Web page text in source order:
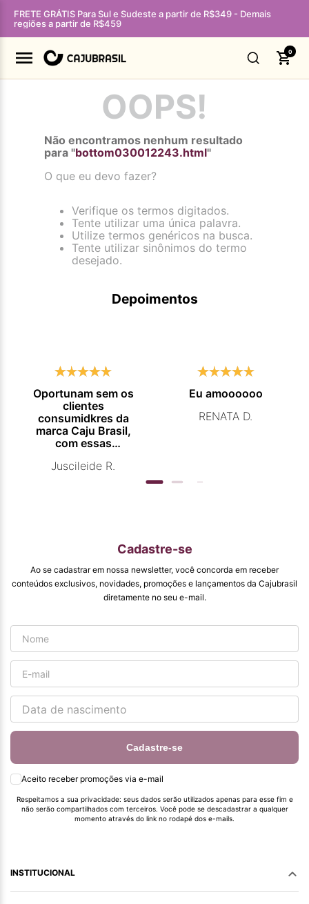
FRETE GRÁTIS Para Sul e Sudeste a partir de R$349 - Demais
regiões a partir de R$459
0
OOPS!
Não encontramos nenhum resultado
para "bottom030012243.html"
O que eu devo fazer?
Verifique os termos digitados.
Tente utilizar uma única palavra.
Utilize termos genéricos na busca.
Tente utilizar sinônimos do termo
desejado.
Depoimentos
Oportunam sem os
clientes
consumidkres da
marca Caju Brasil,
com essas
promocionais de
qualidade que vcs
entregam. Parabéns
#
pormaiscampanhaspromorcionais.
Juscileide R.
Eu amoooooo
RENATA D.
Cadastre-se
Ao se cadastrar em nossa newsletter, você concorda em receber
conteúdos exclusivos, novidades, promoções e lançamentos da Cajubrasil
diretamente no seu e-mail.
Cadastre-se
Aceito receber promoções via e-mail
Respeitamos a sua privacidade: seus dados serão utilizados apenas para esse fim e
não serão compartilhados com terceiros. Você pode se descadastrar a qualquer
momento através do link no rodapé dos e-mails.
INSTITUCIONAL